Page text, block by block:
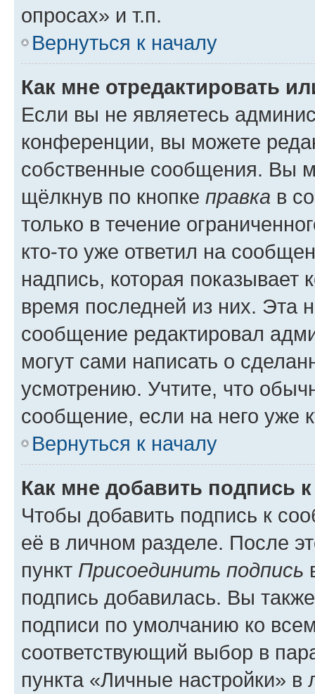
опросах» и т.п.
Вернуться к началу
Как мне отредактировать
Если вы не являетесь
конференции, вы можете
собственные сообщения. Вы
щёлкнув по кнопке правка в
только в течение
кто-то уже ответил на
надпись, которая показывает
время последней из них. Эта
сообщение редактировал
могут сами написать о
усмотрению. Учтите, что
сообщение, если на него уже
Вернуться к началу
Как мне добавить подпись
Чтобы добавить подпись к
её в личном разделе. После
пункт Присоединить подпись
подпись добавилась. Вы
подписи по умолчанию ко
соответствующий выбор в
пункта «Личные настройки»